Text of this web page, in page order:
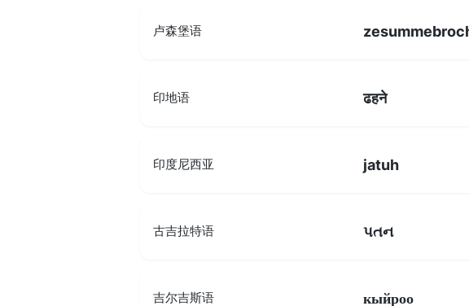
卢森堡语
印地语 ढहने
印度尼西亚 jatuh
古吉拉特语 પતન
吉尔吉斯语 кыйроо